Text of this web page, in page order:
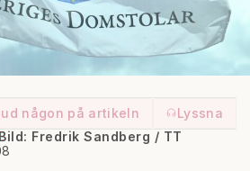
någon på artikeln
Lyssna
Bild: Fredrik Sandberg / TT